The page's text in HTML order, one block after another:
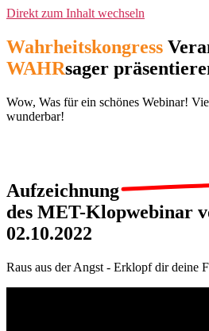
Direkt zum Inhalt wechseln
Wahrheitskongress
WAHRsager
Wow, Was für ein schönes Webinar!
wunderbar!
Aufzeichnung
des MET-Klopwebinar
02.10.2022
Raus aus der Angst - Erklopf dir deine